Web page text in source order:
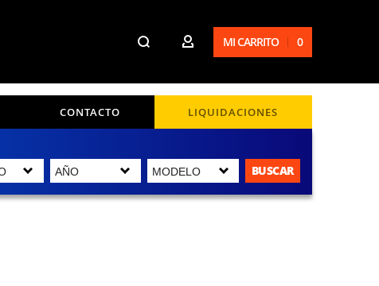
MI CARRITO 0
CONTACTO LIQUIDACIONES
BUSCAR